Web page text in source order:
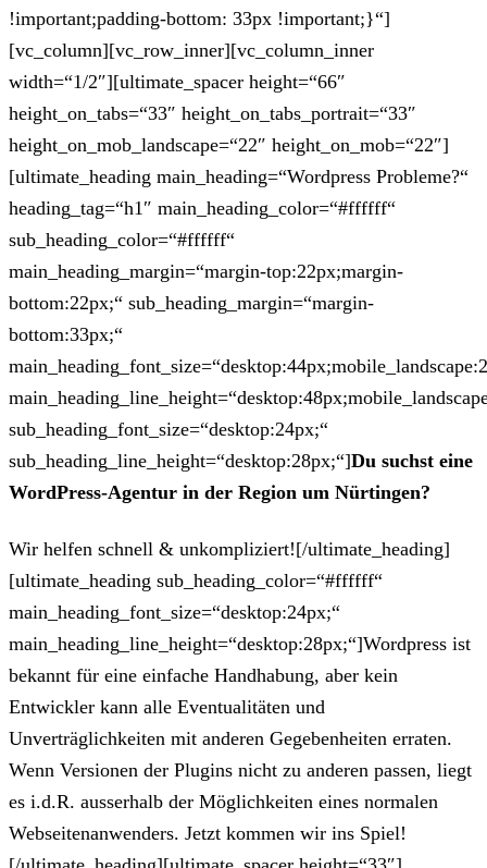
!important;padding-bottom: 33px !important;}“]
[vc_column][vc_row_inner][vc_column_inner
width=“1/2″][ultimate_spacer height=“66″
height_on_tabs=“33″ height_on_tabs_portrait=“33″
height_on_mob_landscape=“22″ height_on_mob=“22″]
[ultimate_heading main_heading=“Wordpress Probleme?“
heading_tag=“h1″ main_heading_color=“#ffffff“
sub_heading_color=“#ffffff“
main_heading_margin=“margin-top:22px;margin-
bottom:22px;“ sub_heading_margin=“margin-
bottom:33px;“
sub_heading_font_size=“desktop:24px;“
sub_heading_line_height=“desktop:28px;“]Du suchst eine
WordPress-Agentur in der Region um Nürtingen?
Wir helfen schnell & unkompliziert![/ultimate_heading]
[ultimate_heading sub_heading_color=“#ffffff“
main_heading_font_size=“desktop:24px;“
main_heading_line_height=“desktop:28px;“]Wordpress ist
bekannt für eine einfache Handhabung, aber kein
Entwickler kann alle Eventualitäten und
Unverträglichkeiten mit anderen Gegebenheiten erraten.
Wenn Versionen der Plugins nicht zu anderen passen, liegt
es i.d.R. ausserhalb der Möglichkeiten eines normalen
Webseitenanwenders. Jetzt kommen wir ins Spiel!